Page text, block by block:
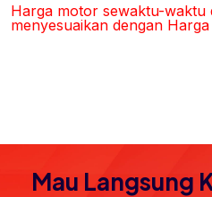
Harga motor sewaktu-
menyesuaikan dengan
Mau Langsung